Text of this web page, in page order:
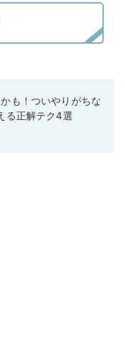
も！ついやりがちな
る正解テク4選